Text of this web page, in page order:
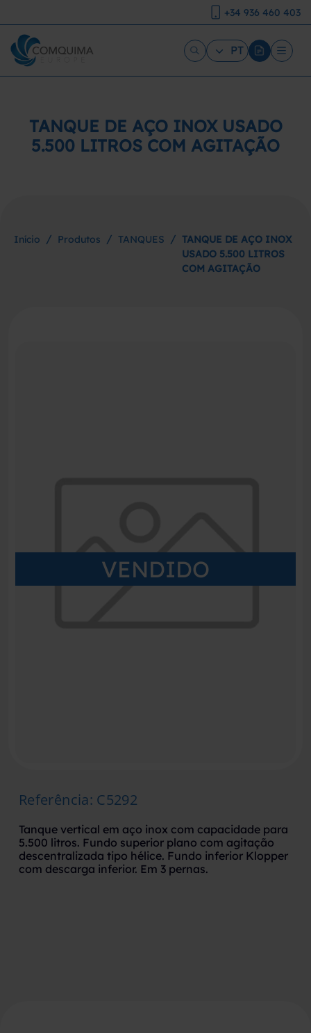
+34 936 460 403
PT
TANQUE DE AÇO INOX USADO
5.500 LITROS COM AGITAÇÃO
Início / Produtos / TANQUES / TANQUE DE AÇO INOX
USADO 5.500 LITROS
COM AGITAÇÃO
VENDIDO
Referência: C5292
Tanque vertical em aço inox com capacidade para
5.500 litros. Fundo superior plano com agitação
descentralizada tipo hélice. Fundo inferior Klopper
com descarga inferior. Em 3 pernas.